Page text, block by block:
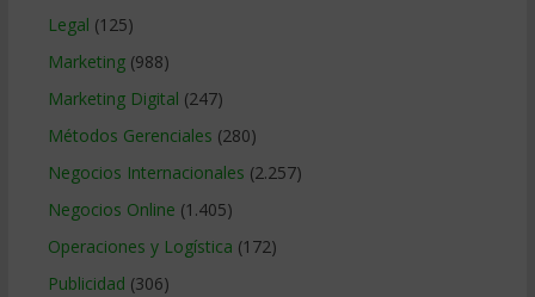
Legal (125)
Marketing(988)
Marketing Digital (247)
Métodos Gerenciales (280)
Negocios Internacionales (2.257)
Negocios Online (1.405)
Operaciones y Logística (172)
Publicidad (306)